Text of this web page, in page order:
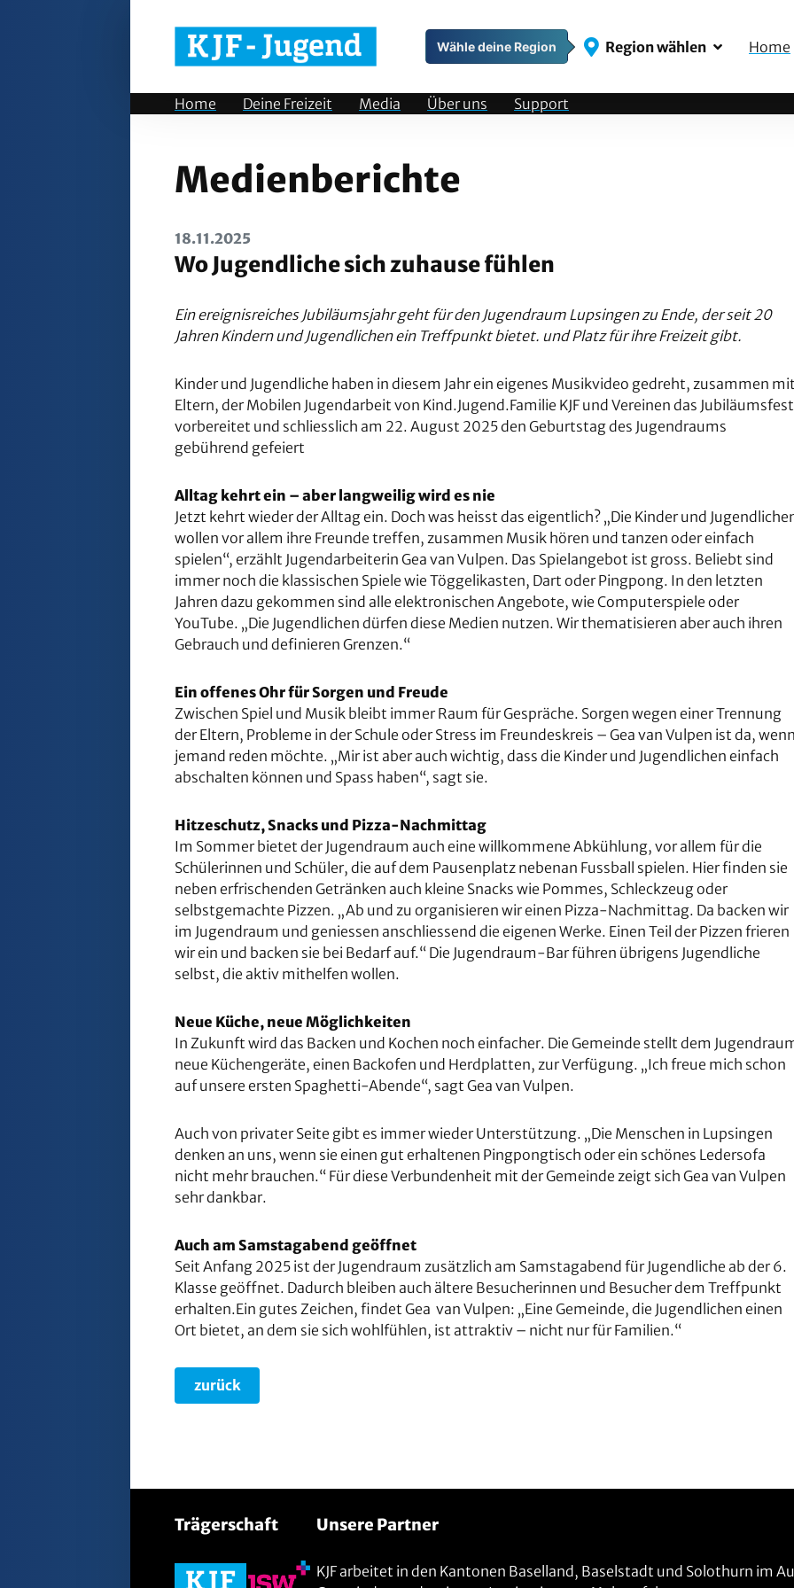
Region wählen Home
Home Deine Freizeit Media Über uns Support
Medienberichte
18.11.2025
Wo Jugendliche sich zuhause fühlen
Ein ereignisreiches Jubiläumsjahr geht für den Jugendraum Lupsingen zu Ende, der seit 20
Jahren Kindern und Jugendlichen ein Treffpunkt bietet. und Platz für ihre Freizeit gibt.
Kinder und Jugendliche haben in diesem Jahr ein eigenes Musikvideo gedreht, zusammen
Eltern, der Mobilen Jugendarbeit von Kind.Jugend.Familie KJF und Vereinen das Jubiläumsfest
vorbereitet und schliesslich am 22. August 2025 den Geburtstag des Jugendraums
gebührend gefeiert
Alltag kehrt ein – aber langweilig wird es nie
Jetzt kehrt wieder der Alltag ein. Doch was heisst das eigentlich? „Die Kinder und
wollen vor allem ihre Freunde treffen, zusammen Musik hören und tanzen oder einfach
spielen“, erzählt Jugendarbeiterin Gea van Vulpen. Das Spielangebot ist gross. Beliebt sind
immer noch die klassischen Spiele wie Töggelikasten, Dart oder Pingpong. In den letzten
Jahren dazu gekommen sind alle elektronischen Angebote, wie Computerspiele oder
YouTube. „Die Jugendlichen dürfen diese Medien nutzen. Wir thematisieren aber auch ihren
Gebrauch und definieren Grenzen.“
Ein offenes Ohr für Sorgen und Freude
Zwischen Spiel und Musik bleibt immer Raum für Gespräche. Sorgen wegen einer Trennung
der Eltern, Probleme in der Schule oder Stress im Freundeskreis – Gea van Vulpen ist da,
jemand reden möchte. „Mir ist aber auch wichtig, dass die Kinder und Jugendlichen einfach
abschalten können und Spass haben“, sagt sie.
Hitzeschutz, Snacks und Pizza-Nachmittag
Im Sommer bietet der Jugendraum auch eine willkommene Abkühlung, vor allem für die
Schülerinnen und Schüler, die auf dem Pausenplatz nebenan Fussball spielen. Hier finden sie
neben erfrischenden Getränken auch kleine Snacks wie Pommes, Schleckzeug oder
selbstgemachte Pizzen. „Ab und zu organisieren wir einen Pizza-Nachmittag. Da backen wir
im Jugendraum und geniessen anschliessend die eigenen Werke. Einen Teil der Pizzen frieren
wir ein und backen sie bei Bedarf auf.“ Die Jugendraum-Bar führen übrigens Jugendliche
selbst, die aktiv mithelfen wollen.
Neue Küche, neue Möglichkeiten
In Zukunft wird das Backen und Kochen noch einfacher. Die Gemeinde stellt dem
neue Küchengeräte, einen Backofen und Herdplatten, zur Verfügung. „Ich freue mich schon
auf unsere ersten Spaghetti-Abende“, sagt Gea van Vulpen.
Auch von privater Seite gibt es immer wieder Unterstützung. „Die Menschen in Lupsingen
denken an uns, wenn sie einen gut erhaltenen Pingpongtisch oder ein schönes Ledersofa
nicht mehr brauchen.“ Für diese Verbundenheit mit der Gemeinde zeigt sich Gea van Vulpen
sehr dankbar.
Auch am Samstagabend geöffnet
Seit Anfang 2025 ist der Jugendraum zusätzlich am Samstagabend für Jugendliche ab der 6.
Klasse geöffnet. Dadurch bleiben auch ältere Besucherinnen und Besucher dem Treffpunkt
erhalten.Ein gutes Zeichen, findet Gea van Vulpen: „Eine Gemeinde, die Jugendlichen einen
Ort bietet, an dem sie sich wohlfühlen, ist attraktiv – nicht nur für Familien.“
zurück
Trägerschaft Unsere Partner
KJF arbeitet in den Kantonen Baselland, Baselstadt und Solothurn im
Wähle deine Region